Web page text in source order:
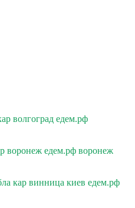
волгоград едем.рф
воронеж едем.рф воронеж
кар винница киев едем.рф